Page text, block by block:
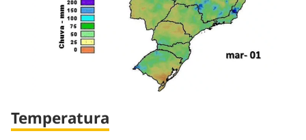
Temperatura